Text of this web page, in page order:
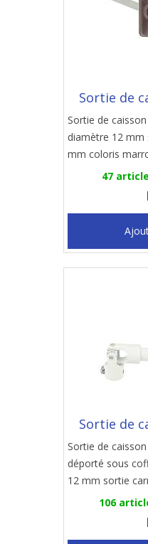
Sortie de
Sortie de
diamètre 12 mm
mm coloris
47
Sortie de
Sortie de
déporté sous
12 mm sortie
106